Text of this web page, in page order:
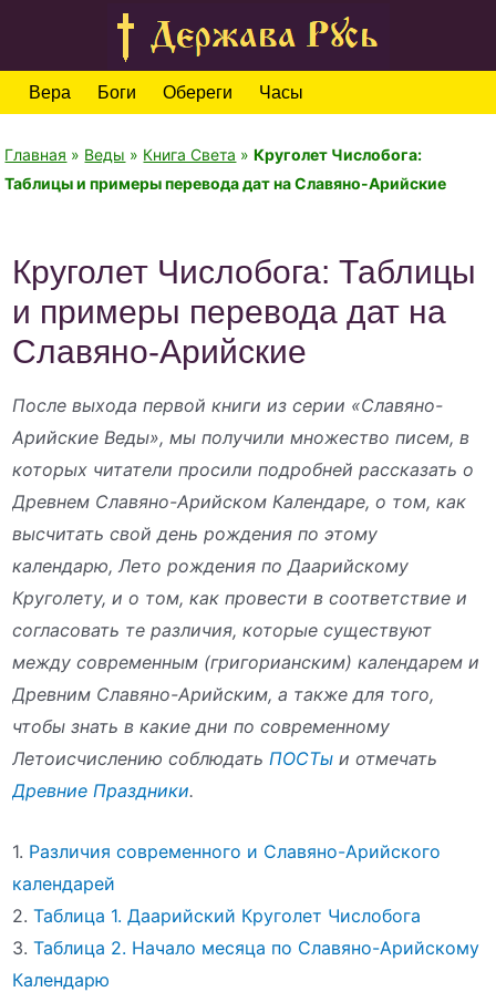
Вера Боги Обереги Часы
Главная » Веды » Книга Света »Круголет Числобога:
Таблицы и примеры перевода дат на Славяно-Арийские
Круголет Числобога: Таблицы
и примеры перевода дат на
Славяно-Арийские
После выхода первой книги из серии «Славяно-
Арийские Веды», мы получили множество писем, в
которых читатели просили подробней рассказать о
Древнем Славяно-Арийском Календаре, о том, как
высчитать свой день рождения по этому
календарю, Лето рождения по Даарийскому
Круголету, и о том, как провести в соответствие и
согласовать те различия, которые существуют
между современным (григорианским) календарем и
Древним Славяно-Арийским, а также для того,
чтобы знать в какие дни по современному
Летоисчислению соблюдатьПОСТы и отмечать
Древние Праздники.
1. Различия современного и Славяно-Арийского
календарей
2.Таблица 1. Даарийский Круголет Числобога
3.Таблица 2. Начало месяца по Славяно-Арийскому
Календарю